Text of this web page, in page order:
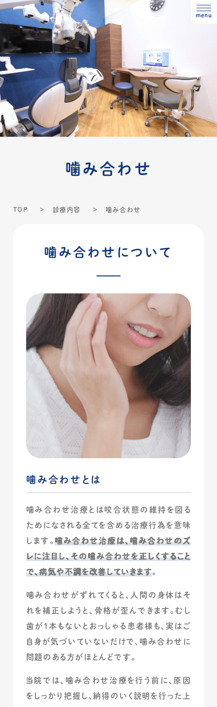
menu
噛み合わせ
TOP 診療内容 噛み合わせ
噛み合わせについて
噛み合わせとは
噛み合わせ治療とは咬合状態の維持を図る
ためになされる全てを含める治療行為を意味
します。噛み合わせ治療は、噛み合わせのズ
レに注目し、その噛み合わせを正しくすること
で、病気や不調を改善していきます。
噛み合わせがずれてくると、人間の身体はそ
れを補正しようと、骨格が歪んできます。むし
歯が1本もないとおっしゃる患者様も、実はご
自身が気づいていないだけで、噛み合わせに
問題のある方がほとんどです。
当院では、噛み合わせ治療を行う前に、原因
をしっかり把握し、納得のいく説明を行った上